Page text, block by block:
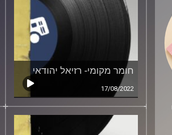
חומר מקומי- רזיאל יהודאי
17/08/2022